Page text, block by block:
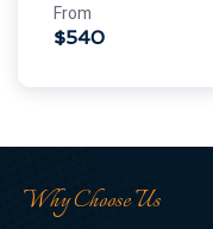
From
$540
Why Choose Us